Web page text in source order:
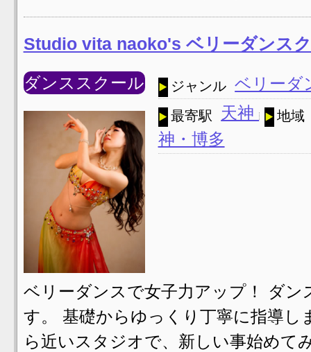
Studio vita naoko's ベリーダンス
ダンススクール ジャンル ベリーダ
最寄駅 天神 地域
神・博多
ベリーダンスで女子力アップ！ ダン
す。 基礎からゆっくり丁寧に指導し
ら近いスタジオで、新しい事始めて